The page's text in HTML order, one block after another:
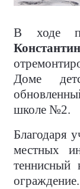
В ходе
Доме
школе №2.
Благодаря
местных
теннисный
ограждение.